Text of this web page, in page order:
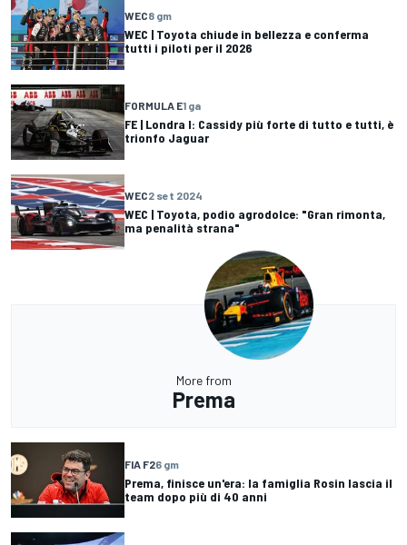
WEC8 gm
WEC | Toyota chiude in bellezza e conferma
tutti i piloti per il 2026
FORMULA E1 ga
FE | Londra I: Cassidy più forte di tutto e tutti, è
trionfo Jaguar
WEC2 set 2024
WEC | Toyota, podio agrodolce: "Gran rimonta,
ma penalità strana"
More from
Prema
FIA F26 gm
Prema, finisce un'era: la famiglia Rosin lascia il
team dopo più di 40 anni